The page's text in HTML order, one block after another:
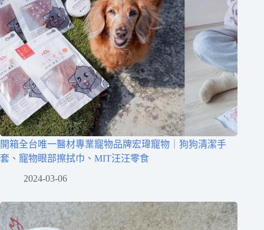
開箱全台唯一醫材專業寵物品牌宏瑋寵物｜狗狗清潔手
套、寵物眼部擦拭巾、MIT汪汪零食
2024-03-06